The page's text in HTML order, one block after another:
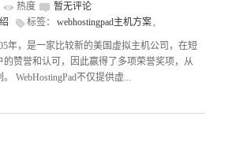
热度
暂无评论
标签： webhostingpad主机方案,
年，是一家比较新的美国虚拟主机公司，在短
赞誉和认可，因此赢得了多项荣誉奖项，从
WebHostingPad不仅提供虚...